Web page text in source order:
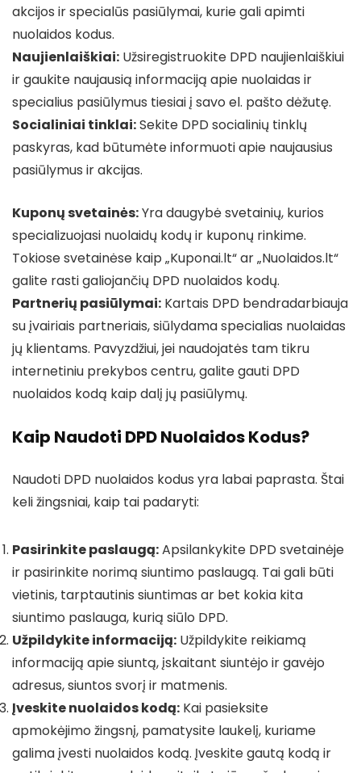
akcijos ir specialūs pasiūlymai, kurie gali apimti
nuolaidos kodus.
Naujienlaiškiai: Užsiregistruokite DPD naujienlaiškiui
ir gaukite naujausią informaciją apie nuolaidas ir
specialius pasiūlymus tiesiai į savo el. pašto dėžutę.
Socialiniai tinklai:Sekite DPD socialinių tinklų
paskyras, kad būtumėte informuoti apie naujausius
pasiūlymus ir akcijas.
Kuponų svetainės:Yra daugybė svetainių, kurios
specializuojasi nuolaidų kodų ir kuponų rinkime.
Tokiose svetainėse kaip „Kuponai.lt“ ar „Nuolaidos.lt“
galite rasti galiojančių DPD nuolaidos kodų.
Partnerių pasiūlymai: Kartais DPD bendradarbiauja
su įvairiais partneriais, siūlydama specialias nuolaidas
jų klientams. Pavyzdžiui, jei naudojatės tam tikru
internetiniu prekybos centru, galite gauti DPD
nuolaidos kodą kaip dalį jų pasiūlymų.
Kaip Naudoti DPD Nuolaidos Kodus?
Naudoti DPD nuolaidos kodus yra labai paprasta. Štai
keli žingsniai, kaip tai padaryti:
Pasirinkite paslaugą:Apsilankykite DPD svetainėje
ir pasirinkite norimą siuntimo paslaugą. Tai gali būti
vietinis, tarptautinis siuntimas ar bet kokia kita
siuntimo paslauga, kurią siūlo DPD.
Užpildykite informaciją: Užpildykite reikiamą
informaciją apie siuntą, įskaitant siuntėjo ir gavėjo
adresus, siuntos svorį ir matmenis.
Įveskite nuolaidos kodą: Kai pasieksite
apmokėjimo žingsnį, pamatysite laukelį, kuriame
galima įvesti nuolaidos kodą. Įveskite gautą kodą ir